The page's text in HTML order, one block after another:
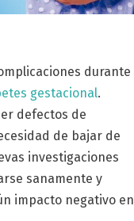
durante
gestacional.
defectos de
de bajar de
investigaciones
sanamente y
impacto negativo en